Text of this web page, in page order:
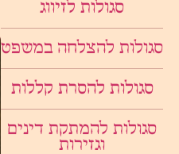
סגולות לזיווג
סגולות להצלחה במשפט
סגולות להסרת קללות
סגולות להמתקת דינים
וגזירות